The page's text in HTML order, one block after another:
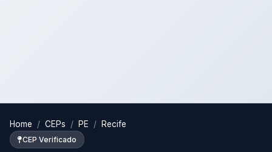
Home CEPs PE Recife
CEP Verificado